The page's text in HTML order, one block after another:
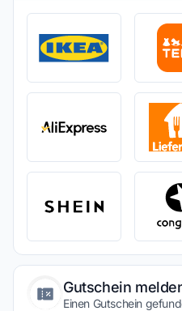
Gutschein
Einen Gutschein